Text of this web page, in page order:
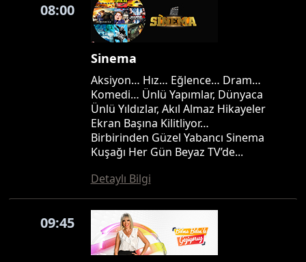
08:00
Sinema
Aksiyon… Hız… Eğlence… Dram…
Komedi… Ünlü Yapımlar, Dünyaca
Ünlü Yıldızlar, Akıl Almaz Hikayeler
Ekran Başına Kilitliyor…
Birbirinden Güzel Yabancı Sinema
Kuşağı Her Gün Beyaz TV’de...
Detaylı Bilgi
09:45